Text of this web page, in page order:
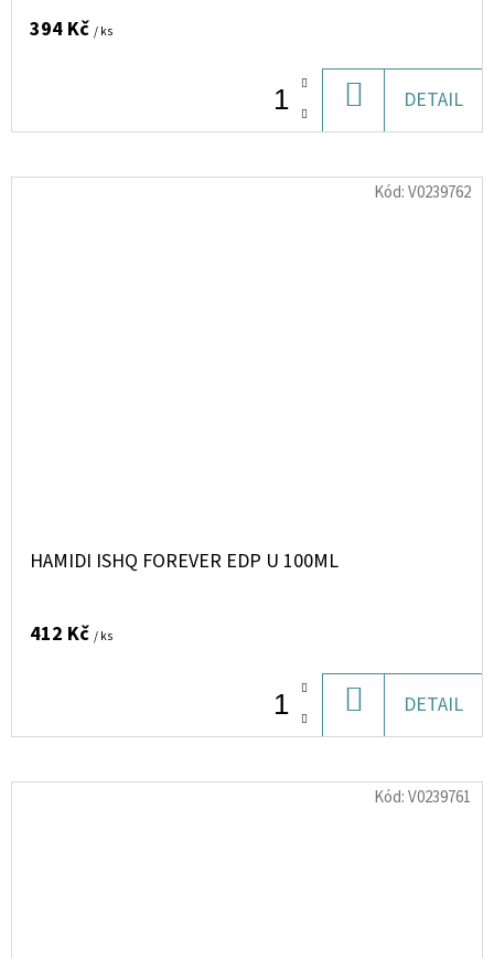
394 Kč / ks
KOŠÍKU
DETAIL
HAMIDI ISHQ FOREVER EDP U 100ML
412 Kč / ks
KOŠÍKU
DETAIL
Kód:V0239762
Kód:V0239761